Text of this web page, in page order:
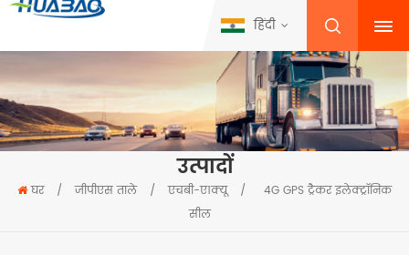
हिंदी
उत्पादों
घर / जीपीएस ताले / एचबी-ए1क्यू /
4G GPS ट्रैकर इलेक्ट्रॉनिक
सील